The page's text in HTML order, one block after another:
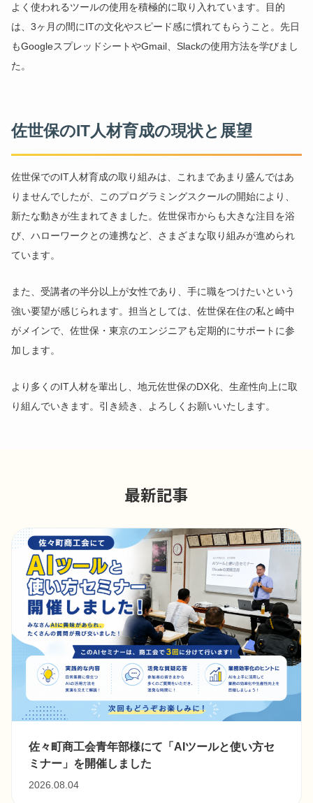
よく使われるツールの使用を積極的に取り入れています。目的
は、3ヶ月の間にITの文化やスピード感に慣れてもらうこと。先日
もGoogleスプレッドシートやGmail、Slackの使用方法を学びまし
た。
佐世保のIT人材育成の現状と展望
佐世保でのIT人材育成の取り組みは、これまであまり盛んではあ
りませんでしたが、このプログラミングスクールの開始により、
新たな動きが生まれてきました。佐世保市からも大きな注目を浴
び、ハローワークとの連携など、さまざまな取り組みが進められ
ています。
また、受講者の半分以上が女性であり、手に職をつけたいという
強い要望が感じられます。担当としては、佐世保在住の私と崎中
がメインで、佐世保・東京のエンジニアも定期的にサポートに参
加します。
より多くのIT人材を輩出し、地元佐世保のDX化、生産性向上に取
り組んでいきます。引き続き、よろしくお願いいたします。
最新記事
佐々町商工会青年部様にて「AIツールと使い方セ
ミナー」を開催しました
2026.08.04